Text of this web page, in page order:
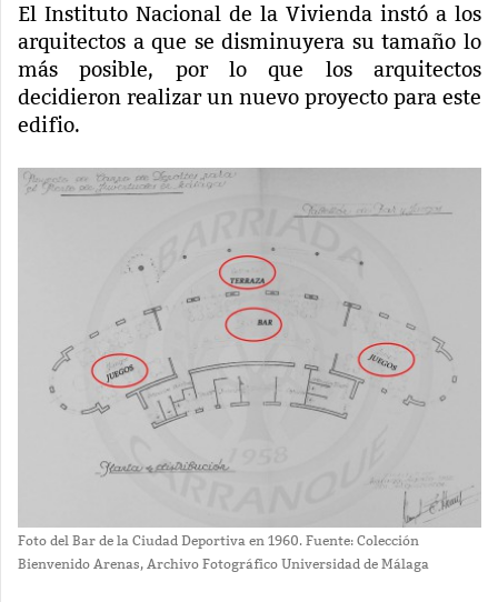
El Instituto Nacional de la Vivienda instó a los
arquitectos a que se disminuyera su tamaño lo
más posible, por lo que los arquitectos
decidieron realizar un nuevo proyecto para este
edifio.
Foto del Bar de la Ciudad Deportiva en 1960. Fuente: Colección
Bienvenido Arenas, Archivo Fotográfico Universidad de Málaga